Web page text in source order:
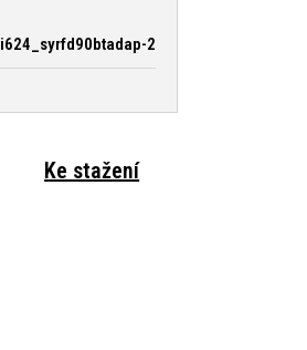
i624_syrfd90btadap-2
Ke stažení